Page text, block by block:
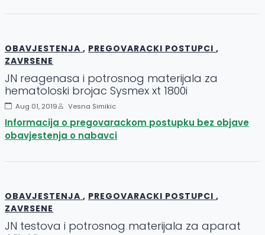
OBAVJESTENJA , PREGOVARACKI POSTUPCI ,
ZAVRSENE
JN reagenasa i potrosnog materijala za
hematoloski brojac Sysmex xt 1800i
Aug 01, 2019 Vesna Simikic
Informacija o pregovarackom postupku bez objave
obavjestenja o nabavci
OBAVJESTENJA , PREGOVARACKI POSTUPCI ,
ZAVRSENE
JN testova i potrosnog materijala za aparat